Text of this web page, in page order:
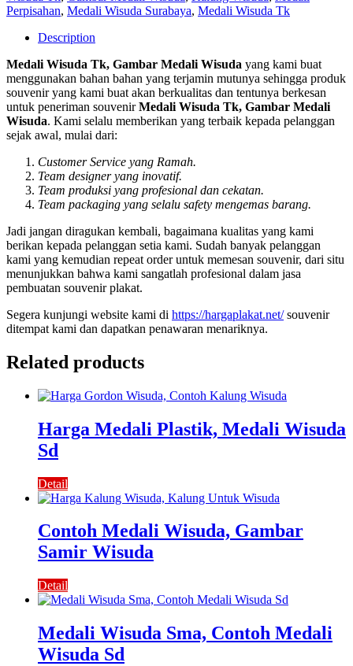
Perpisahan, Medali Wisuda Surabaya, Medali Wisuda Tk
Description
Medali Wisuda Tk, Gambar Medali Wisuda yang kami buat
menggunakan bahan bahan yang terjamin mutunya sehingga produk
souvenir yang kami buat akan berkualitas dan tentunya berkesan
untuk peneriman souvenirMedali Wisuda Tk, Gambar Medali
Wisuda. Kami selalu memberikan yang terbaik kepada pelanggan
sejak awal, mulai dari:
Customer Service yang Ramah.
Team designer yang inovatif.
Team produksi yang profesional dan cekatan.
Team packaging yang selalu safety mengemas barang.
Jadi jangan diragukan kembali, bagaimana kualitas yang kami
berikan kepada pelanggan setia kami. Sudah banyak pelanggan
kami yang kemudian repeat order untuk memesan souvenir, dari situ
menunjukkan bahwa kami sangatlah profesional dalam jasa
pembuatan souvenir plakat.
Segera kunjungi website kami di https://hargaplakat.net/souvenir
ditempat kami dan dapatkan penawaran menariknya.
Related products
Harga Medali Plastik, Medali Wisuda
Sd
Detail
Contoh Medali Wisuda, Gambar
Samir Wisuda
Detail
Medali Wisuda Sma, Contoh Medali
Wisuda Sd